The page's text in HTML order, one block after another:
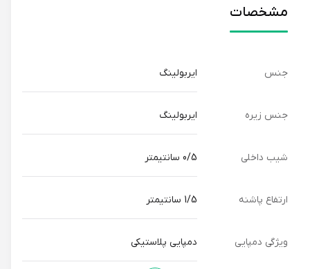
مشخصات
جنس ایربولینگ
جنس زیره ایربولینگ
شیب داخلی
ارتفاع پاشنه
ویژگی دمپایی دمپایی پلاستیکی